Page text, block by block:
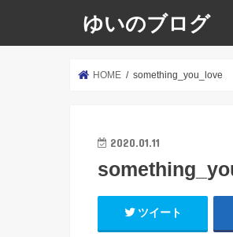
ゆいのブログ
HOME something_you_love
2020.01.11
ツイート